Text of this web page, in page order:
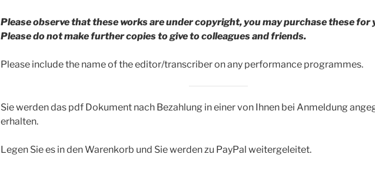
Please observe that these works are under copyright, you may purchase these for
Please do not make further copies to give to colleagues and friends.
Please include the name of the editor/transcriber on any performance programmes.
Sie werden das pdf Dokument nach Bezahlung in einer von Ihnen bei Anmeldung
erhalten.
Legen Sie es in den Warenkorb und Sie werden zu PayPal weitergeleitet.